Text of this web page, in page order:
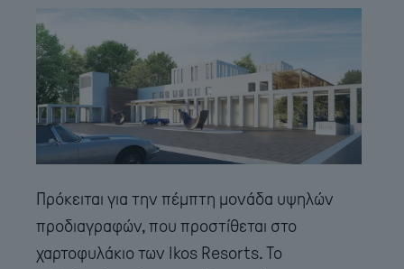
Πρόκειται για την πέμπτη μονάδα υψηλών
προδιαγραφών, που προστίθεται στο
χαρτοφυλάκιο των Ikos Resorts. Το